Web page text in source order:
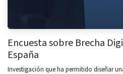
Encuesta sobre Brecha
España
Investigación que ha permitido diseñar